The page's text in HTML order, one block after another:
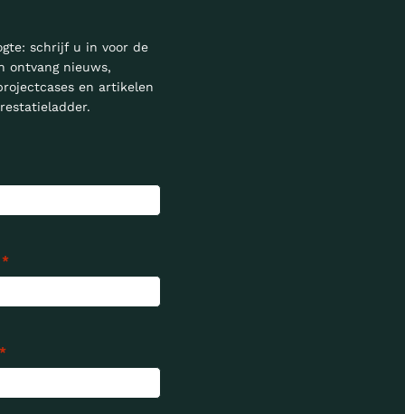
schrijf u in voor de
ontvang nieuws,
en artikelen
*